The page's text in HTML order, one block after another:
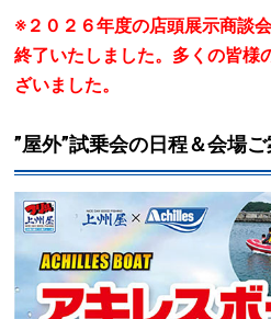
※２０２６年度の店頭展示商談
終了いたしました。多くの皆様
ざいました。
”屋外”試乗会の日程＆会場ご